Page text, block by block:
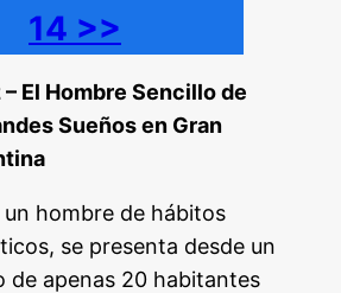
14 >>
El Hombre Sencillo de
Sueños en Gran
un hombre de hábitos
se presenta desde un
de apenas 20 habitantes